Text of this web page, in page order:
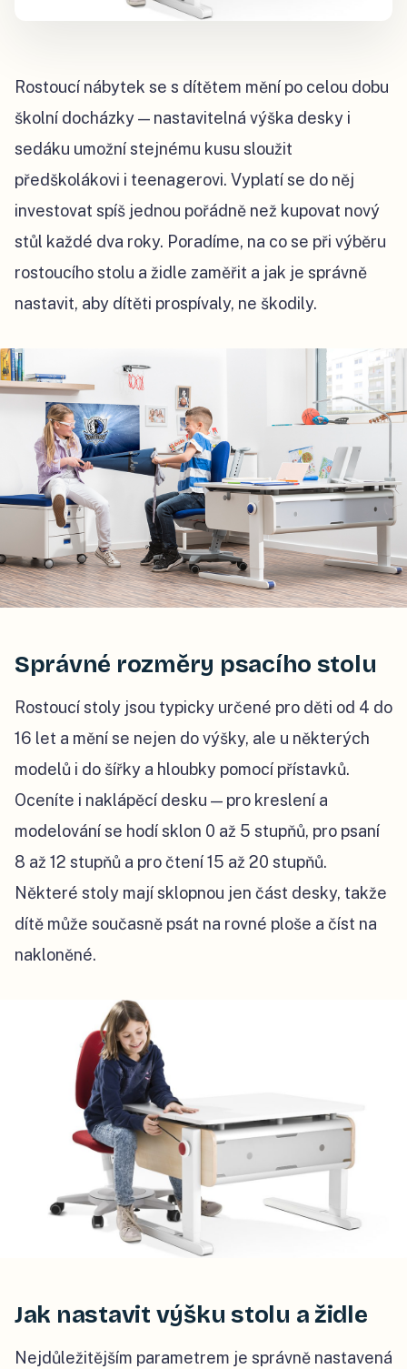
Rostoucí nábytek se s dítětem mění po celou dobu
školní docházky — nastavitelná výška desky i
sedáku umožní stejnému kusu sloužit
předškolákovi i teenagerovi. Vyplatí se do něj
investovat spíš jednou pořádně než kupovat nový
stůl každé dva roky. Poradíme, na co se při výběru
rostoucího stolu a židle zaměřit a jak je správně
nastavit, aby dítěti prospívaly, ne škodily.
Správné rozměry psacího stolu
Rostoucí stoly jsou typicky určené pro děti od 4 do
16 let a mění se nejen do výšky, ale u některých
modelů i do šířky a hloubky pomocí přístavků.
Oceníte i naklápěcí desku — pro kreslení a
modelování se hodí sklon 0 až 5 stupňů, pro psaní
8 až 12 stupňů a pro čtení 15 až 20 stupňů.
Některé stoly mají sklopnou jen část desky, takže
dítě může současně psát na rovné ploše a číst na
nakloněné.
Jak nastavit výšku stolu a židle
Nejdůležitějším parametrem je správně nastavená